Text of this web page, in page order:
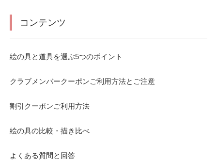
コンテンツ
絵の具と道具を選ぶ5つのポイント
クラブメンバークーポンご利用方法とご注意
割引クーポンご利用方法
絵の具の比較・描き比べ
よくある質問と回答